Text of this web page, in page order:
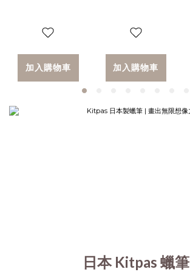
加入購物車 加入購物車
日本 Kitpas 蠟筆